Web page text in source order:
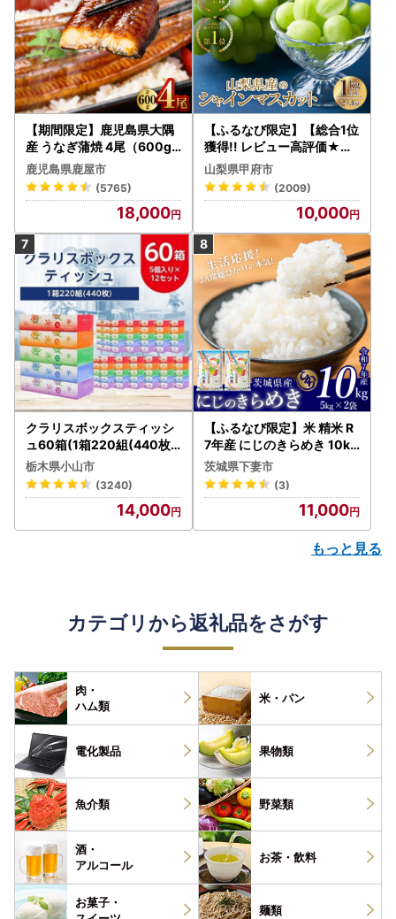
【期間限定】鹿児島県大隅
産 うなぎ蒲焼 4尾（600g
） KN007-004-04-cp18
うなぎ 鰻 魚 惣菜 総菜
鹿児島県鹿屋市
(5765)
18,000
【ふるなび限定】【総合1位
獲得!! レビュー高評価★】
〈2026年度配送分〉山梨
県産 シャインマスカット 2
～3房（1.0kg以上）シャイ
ン フルーツ FN-Limited-S
P
山梨県甲府市
(2009)
10,000
クラリスボックスティッシ
ュ60箱(1箱220組(440枚))
(5個入り×12セット)【配送
不可地域：離島・沖縄県】
【1256759】
栃木県小山市
(3240)
14,000
【ふるなび限定】米 精米 R
7年産 にじのきらめき 10kg
10月 FN-Limited-PR
茨城県下妻市
(3)
11,000
もっと見る
カテゴリから返礼品をさがす
肉・
ハム類
米・パン
電化製品 果物類
魚介類 野菜類
酒・
アルコール
お茶・ 飲料
お菓子・
麺類